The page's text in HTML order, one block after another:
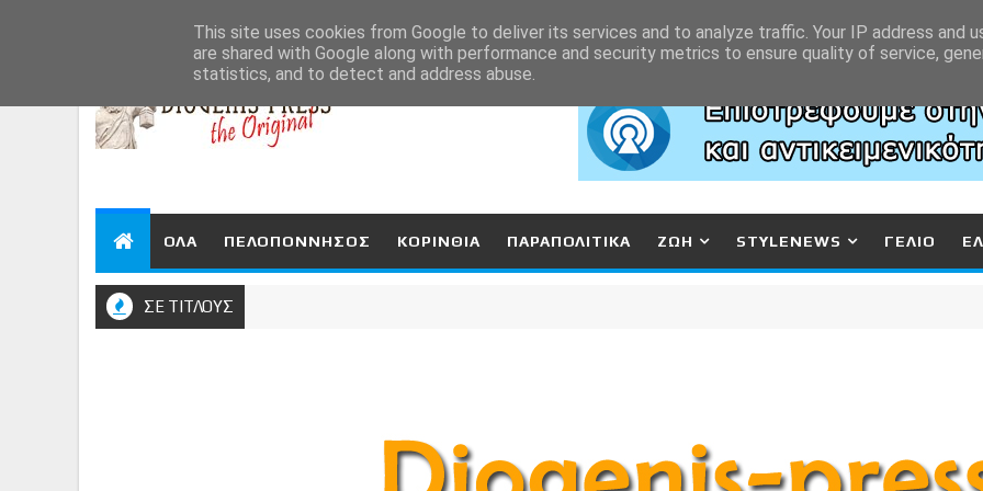
ΟΛΑ ΠΕΛΟΠΟΝΝΗΣΟΣ ΚΟΡΙΝΘΙΑ ΠΑΡΑΠΟΛΙΤΙΚΑ ΖΩΗ STYLENEWS ΓΕΛΙΟ
ΣΕ ΤΙΤΛΟΥΣ
This site uses cookies from Google to deliver its services and to analyze traffic. Your IP address and
are shared with Google along with performance and security metrics to ensure quality of service,
statistics, and to detect and address abuse.